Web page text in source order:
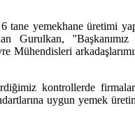
tane yemekhane üretimi
Gurulkan,
Mühendisleri
kontrollerde
uygun yemek